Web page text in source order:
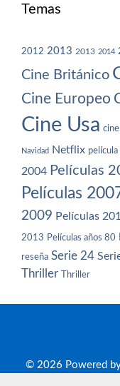
Temas
2012 2013 2013 2014
Cine Británico
Cine Europeo
Cine Usa
Navidad Netflix película
2004 Películas
Películas
2009 Películas
2013 Películas años 80
reseña Serie 24
Thriller Thriller
© 2026 Powered by